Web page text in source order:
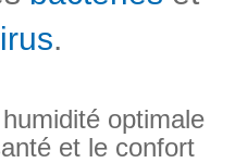
.
optimale
et le confort